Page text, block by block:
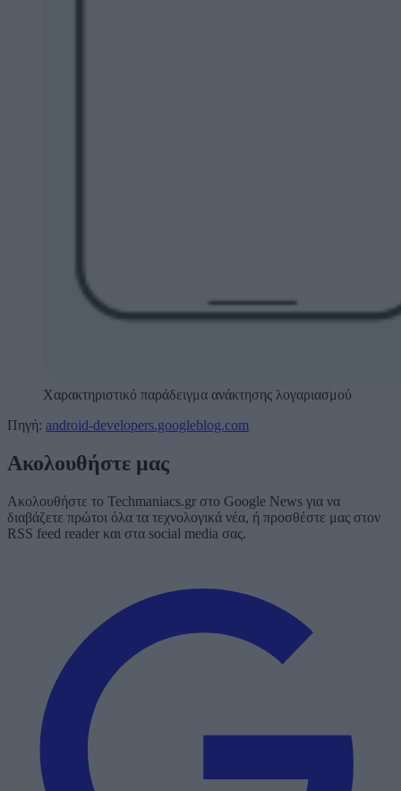
Χαρακτηριστικό παράδειγμα ανάκτησης λογαριασμού
Πηγή: android-developers.googleblog.com
Ακολουθήστε μας
Ακολουθήστε το Techmaniacs.gr στο Google News για να
διαβάζετε πρώτοι όλα τα τεχνολογικά νέα, ή προσθέστε μας στον
RSS feed reader και στα social media σας.